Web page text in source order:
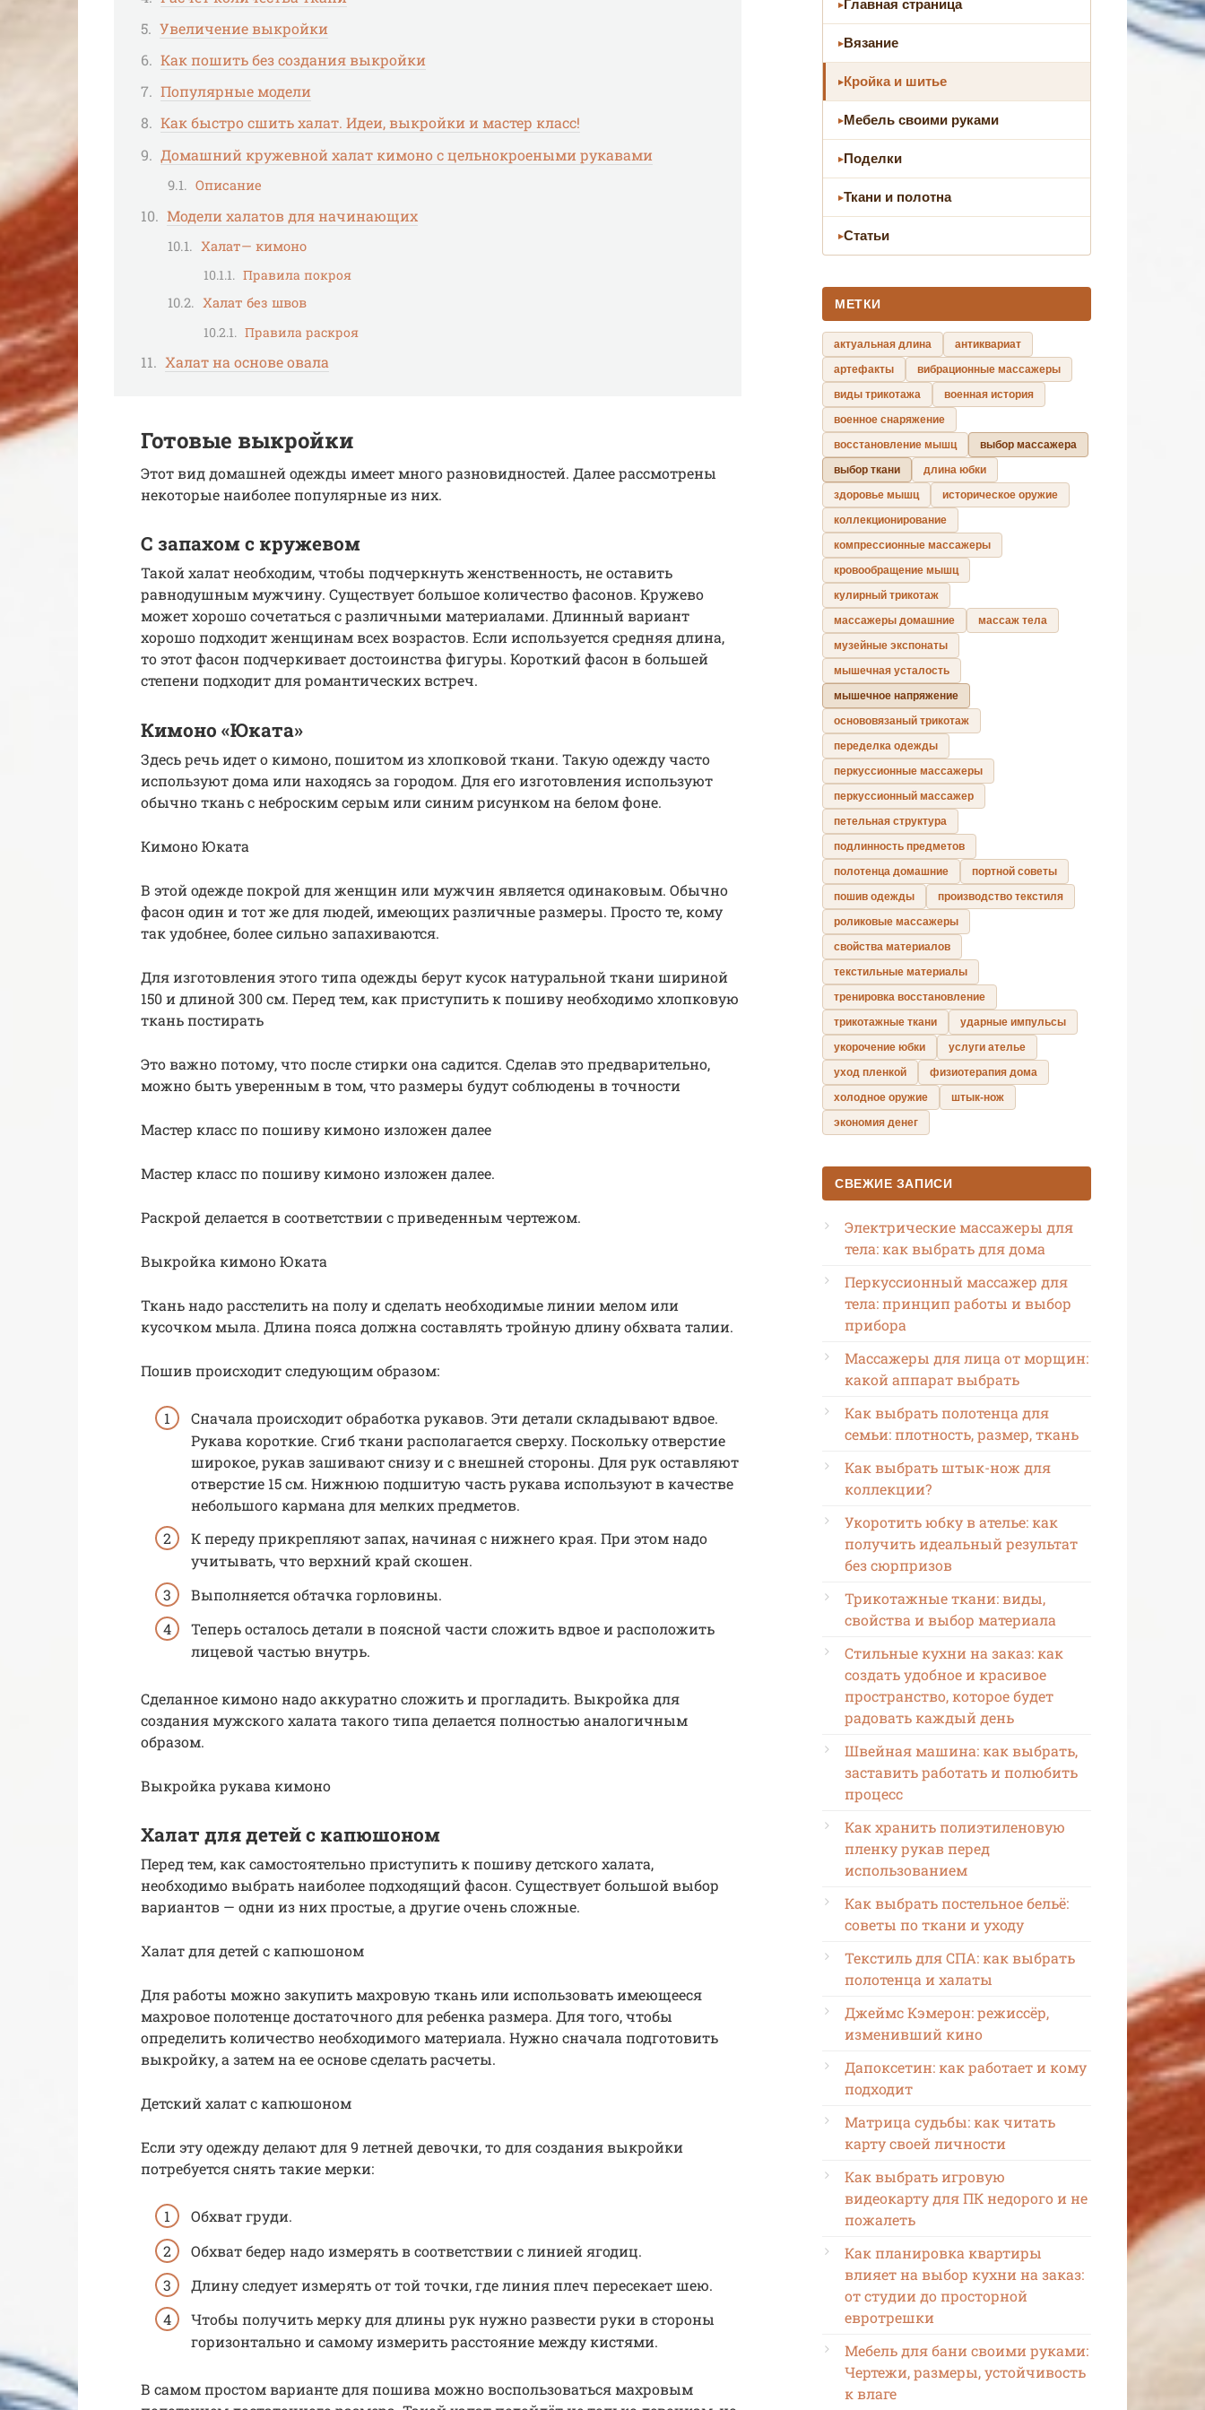
Увеличение выкройки
Как пошить без создания выкройки
Популярные модели
Как быстро сшить халат. Идеи, выкройки и мастер класс!
Домашний кружевной халат кимоно с цельнокроеными рукавами
Описание
Модели халатов для начинающих
Халат— кимоно
Правила покроя
Халат без швов
Правила раскроя
Халат на основе овала
Готовые выкройки
Этот вид домашней одежды имеет много разновидностей. Далее рассмотрены
некоторые наиболее популярные из них.
С запахом с кружевом
Такой халат необходим, чтобы подчеркнуть женственность, не оставить
равнодушным мужчину. Существует большое количество фасонов. Кружево
может хорошо сочетаться с различными материалами. Длинный вариант
хорошо подходит женщинам всех возрастов. Если используется средняя длина,
то этот фасон подчеркивает достоинства фигуры. Короткий фасон в большей
степени подходит для романтических встреч.
Кимоно «Юката»
Здесь речь идет о кимоно, пошитом из хлопковой ткани. Такую одежду часто
используют дома или находясь за городом. Для его изготовления используют
обычно ткань с неброским серым или синим рисунком на белом фоне.
Кимоно Юката
В этой одежде покрой для женщин или мужчин является одинаковым. Обычно
фасон один и тот же для людей, имеющих различные размеры. Просто те, кому
так удобнее, более сильно запахиваются.
Для изготовления этого типа одежды берут кусок натуральной ткани шириной
150 и длиной 300 см. Перед тем, как приступить к пошиву необходимо хлопковую
ткань постирать
Это важно потому, что после стирки она садится. Сделав это предварительно,
можно быть уверенным в том, что размеры будут соблюдены в точности
Мастер класс по пошиву кимоно изложен далее
Мастер класс по пошиву кимоно изложен далее.
Раскрой делается в соответствии с приведенным чертежом.
Выкройка кимоно Юката
Ткань надо расстелить на полу и сделать необходимые линии мелом или
кусочком мыла. Длина пояса должна составлять тройную длину обхвата талии.
Пошив происходит следующим образом:
Сначала происходит обработка рукавов. Эти детали складывают вдвое.
Рукава короткие. Сгиб ткани располагается сверху. Поскольку отверстие
широкое, рукав зашивают снизу и с внешней стороны. Для рук оставляют
отверстие 15 см. Нижнюю подшитую часть рукава используют в качестве
небольшого кармана для мелких предметов.
К переду прикрепляют запах, начиная с нижнего края. При этом надо
учитывать, что верхний край скошен.
Выполняется обтачка горловины.
Теперь осталось детали в поясной части сложить вдвое и расположить
лицевой частью внутрь.
Сделанное кимоно надо аккуратно сложить и прогладить. Выкройка для
создания мужского халата такого типа делается полностью аналогичным
образом.
Выкройка рукава кимоно
Халат для детей с капюшоном
Перед тем, как самостоятельно приступить к пошиву детского халата,
необходимо выбрать наиболее подходящий фасон. Существует большой выбор
вариантов — одни из них простые, а другие очень сложные.
Халат для детей с капюшоном
Для работы можно закупить махровую ткань или использовать имеющееся
махровое полотенце достаточного для ребенка размера. Для того, чтобы
определить количество необходимого материала. Нужно сначала подготовить
выкройку, а затем на ее основе сделать расчеты.
Детский халат с капюшоном
Если эту одежду делают для 9 летней девочки, то для создания выкройки
потребуется снять такие мерки:
Обхват груди.
Обхват бедер надо измерять в соответствии с линией ягодиц.
Длину следует измерять от той точки, где линия плеч пересекает шею.
Чтобы получить мерку для длины рук нужно развести руки в стороны
горизонтально и самому измерить расстояние между кистями.
В самом простом варианте для пошива можно воспользоваться махровым
Главная страница
Вязание
Кройка и шитье
Мебель своими руками
Поделки
Ткани и полотна
Статьи
МЕТКИ
актуальная длина
антиквариат
артефакты
вибрационные массажеры
виды трикотажа
военная история
военное снаряжение
восстановление мышц
выбор массажера
выбор ткани
длина юбки
здоровье мышц
историческое оружие
коллекционирование
компрессионные массажеры
кровообращение мышц
кулирный трикотаж
массажеры домашние
массаж тела
музейные экспонаты
мышечная усталость
мышечное напряжение
основовязаный трикотаж
переделка одежды
перкуссионные массажеры
перкуссионный массажер
петельная структура
подлинность предметов
полотенца домашние
портной советы
пошив одежды
производство текстиля
роликовые массажеры
свойства материалов
текстильные материалы
тренировка восстановление
трикотажные ткани
ударные импульсы
укорочение юбки
услуги ателье
уход пленкой
физиотерапия дома
холодное оружие
штык-нож
экономия денег
СВЕЖИЕ ЗАПИСИ
Электрические массажеры для
тела: как выбрать для дома
Перкуссионный массажер для
тела: принцип работы и выбор
прибора
Массажеры для лица от морщин:
какой аппарат выбрать
Как выбрать полотенца для
семьи: плотность, размер, ткань
Как выбрать штык-нож для
коллекции?
Укоротить юбку в ателье: как
получить идеальный результат
без сюрпризов
Трикотажные ткани: виды,
свойства и выбор материала
Стильные кухни на заказ: как
создать удобное и красивое
пространство, которое будет
радовать каждый день
Швейная машина: как выбрать,
заставить работать и полюбить
процесс
Как хранить полиэтиленовую
пленку рукав перед
использованием
Как выбрать постельное бельё:
советы по ткани и уходу
Текстиль для СПА: как выбрать
полотенца и халаты
Джеймс Кэмерон: режиссёр,
изменивший кино
Дапоксетин: как работает и кому
подходит
Матрица судьбы: как читать
карту своей личности
Как выбрать игровую
видеокарту для ПК недорого и не
пожалеть
Как планировка квартиры
влияет на выбор кухни на заказ:
от студии до просторной
евротрешки
Мебель для бани своими руками:
Чертежи, размеры, устойчивость
к влаге